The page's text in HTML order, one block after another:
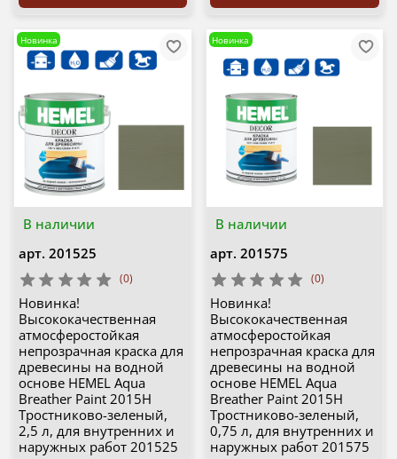
В наличии
Новинка
арт. 201525
(0)
Новинка!
Высококачественная
атмосферостойкая
непрозрачная краска для
древесины на водной
основе HEMEL Aqua
Breather Paint 2015H
Тростниково-зеленый,
2,5 л, для внутренних и
наружных работ 201525
В наличии
Новинка
арт. 201575
(0)
Новинка!
Высококачественная
атмосферостойкая
непрозрачная краска для
древесины на водной
основе HEMEL Aqua
Breather Paint 2015H
Тростниково-зеленый,
0,75 л, для внутренних и
наружных работ 201575